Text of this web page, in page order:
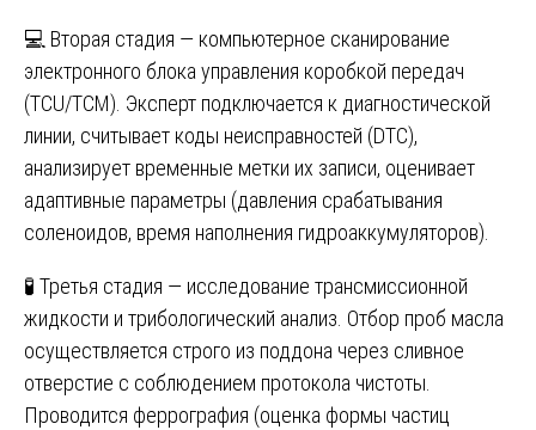
💻 Вторая стадия — компьютерное сканирование
электронного блока управления коробкой передач
(TCU/TCM). Эксперт подключается к диагностической
линии, считывает коды неисправностей (DTC),
анализирует временные метки их записи, оценивает
адаптивные параметры (давления срабатывания
соленоидов, время наполнения гидроаккумуляторов).
🧪 Третья стадия — исследование трансмиссионной
жидкости и трибологический анализ. Отбор проб масла
осуществляется строго из поддона через сливное
отверстие с соблюдением протокола чистоты.
Проводится феррография (оценка формы частиц